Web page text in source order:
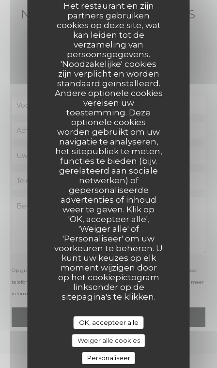
Het restaurant en zijn
partners gebruiken
cookies op deze site, wat
kan leiden tot de
verzameling van
persoonsgegevens.
'Noodzakelijke' cookies
zijn verplicht en worden
standaard geïnstalleerd.
Andere optionele cookies
vereisen uw
toestemming. Deze
optionele cookies
worden gebruikt om uw
navigatie te analyseren,
het sitepubliek te meten,
functies te bieden (bijv.
gerelateerd aan sociale
netwerken) of
gepersonaliseerde
advertenties of inhoud
weer te geven. Klik op
'OK, accepteer alle',
'Weiger alle' of
'Personaliseer' om uw
voorkeuren te beheren. U
kunt uw keuzes op elk
moment wijzigen door
op het cookiepictogram
linksonder op de
sitepagina's te klikken.
OK, accepteer alle
Weiger alle cookies
Personaliseer
NEEM CONTACT MET ONS
OP
Wilt u contact met ons opnemen?
Vul het onderstaande formulier in!
Op grond van de privacywetgeving heeft u het recht om u af te melden voor
telefonische marketing via het Bel-me-niet Register:bel-me-niet.nl
. Voor meer
informatie over hoe wij uw gegevens verwerken, zie ons